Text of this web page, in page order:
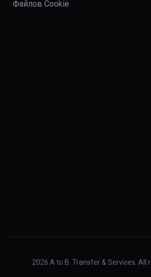
Файлов Сookie
2026 A to B. Transfer & Services. All